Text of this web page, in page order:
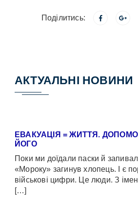
Поділитись:
АКТУАЛЬНІ НОВИНИ
ЕВАКУАЦІЯ = ЖИТТЯ.
ЙОГО
Поки ми доїдали паски й
«Мороку» загинув хлопець. І є
військові цифри. Це люди. З
[…]